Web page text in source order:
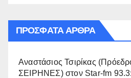
ΠΡΌΣΦΑΤΑ ΆΡΘΡΑ
Αναστάσιος Τσιρίκας
ΣΕΙΡΗΝΕΣ) στον Star-fm 93.3: